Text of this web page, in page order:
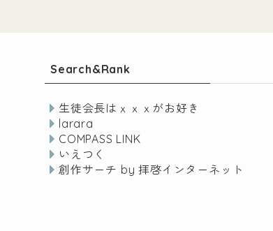
Search&Rank
生徒会長はｘｘｘがお好き
larara
COMPASS LINK
いえつく
創作サーチ by 拝啓インターネット